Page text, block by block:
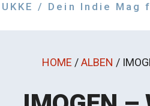
/ Dein Indie Mag
HOME /ALBEN /